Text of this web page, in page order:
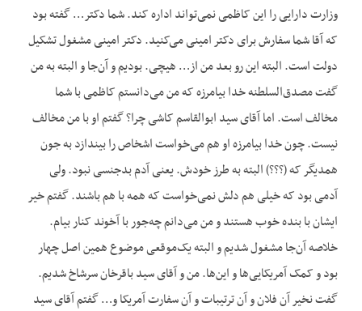
وزارت دارایی را این کاظمی نمی‌تواند اداره کند. شما دکتر… گفته بود
که آقا شما سفارش برای دکتر امینی می‌کنید. دکتر امینی مشغول تشکیل
دولت است. البته این رو بعد من از… هیچی. بودیم و آن‌جا و البته به من
گفت مصدق‌السلطنه خدا بیامرزه که من می‌دانستم کاظمی با شما
مخالف است. اما آقای سید ابوالقاسم کاشی چرا؟ گفتم او با من مخالف
نیست. چون خدا بیامرزه او هم می‌خواست اشخاص را بیندازد به جون
همدیگر که (؟؟؟) البته به طرز خودش. یعنی آدم بدجنسی نبود. ولی
آدمی بود که خیلی هم دلش نمی‌خواست که همه با هم باشند. گفتم خیر
ایشان با بنده خوب هستند و من می‌دانم چه‌جور با آخوند کنار بیام.
خلاصه آن‌جا مشغول شدیم و البته یک‌موقعی موضوع همین اصل چهار
بود و کمک آمریکایی‌ها و این‌ها. من و آقای سید باقرخان سرشاخ شدیم.
گفت نخیر آن فلان و آن ترتیبات و آن سفارت آمریکا و… گفتم آقای سید